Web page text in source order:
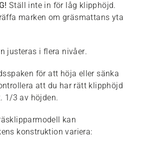
Ställ inte in för låg klipphöjd.
marken om gräsmattans yta
justeras i flera nivåer.
för att höja eller sänka
att du har rätt klipphöjd
1/3 av höjden.
kan
konstruktion variera: